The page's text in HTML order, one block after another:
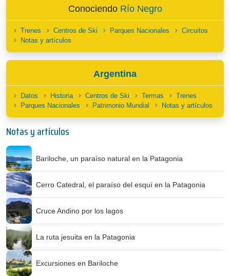
Conociendo Río Negro
Trenes Centros de Ski Parques Nacionales
Circuitos
Notas y artículos
Argentina
Datos Historia Centros de Ski Termas
Trenes
Parques Nacionales
Patrimonio Mundial Notas y artículos
Notas y artículos
Bariloche, un paraíso natural en la Patagonia
Cerro Catedral, el paraíso del esquí en la Patagonia
Cruce Andino por los lagos
La ruta jesuita en la Patagonia
Excursiones en Bariloche